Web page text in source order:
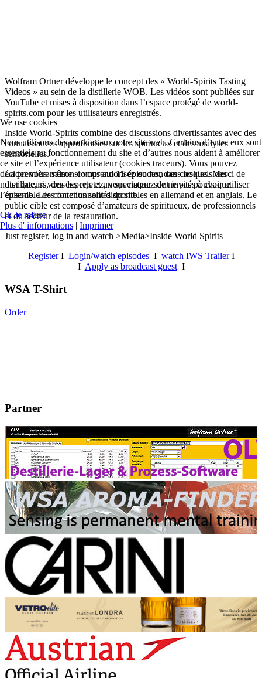
Wolfram Ortner développe le concept des « World-Spirits Tasting
Videos » au sein de la distillerie WOB. Les vidéos sont publiées sur
YouTube et mises à disposition dans l’espace protégé de world-
spirits.com pour les utilisateurs enregistrés.
Inside World-Spirits combine des discussions divertissantes avec des
connaissances approfondies sur les spiritueux et des analyses
sensorielles.
La première saison comprend 15 épisodes, dans lesquels des
distillateurs, des experts et un spectateur sont invités à chaque
épisode. Les contenus sont disponibles en allemand et en anglais. Le
public cible est composé d’amateurs de spiritueux, de professionnels
et du secteur de la restauration.
Just register, log in and watch >Media>Inside World Spirits
RegisterI Login/watch episodes I watch IWS TrailerI
I Apply as broadcast guestI
WSA T-Shirt
Order
Partner
We use cookies
Nous utilisons des cookies sur notre site web. Certains d’entre eux sont
essentiels au fonctionnement du site et d’autres nous aident à améliorer
ce site et l’expérience utilisateur (cookies traceurs). Vous pouvez
décider vous-même si vous autorisez ou non ces cookies. Merci de
noter que, si vous les rejetez, vous risquez de ne pas pouvoir utiliser
l’ensemble des fonctionnalités du site.
Ok Je refuse
Plus d' informations | Imprimer